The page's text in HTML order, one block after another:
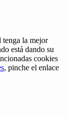
tenga la mejor
está dando su
cookies
, pinche el enlace